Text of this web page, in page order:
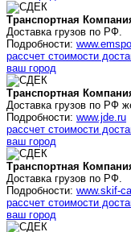
Транспортная
Доставка грузов по РФ.
Подробности:
рассчет стоимости
ваш город
Транспортная
Доставка грузов по РФ
Подробности: www.jde.ru
рассчет стоимости
ваш город
Транспортная
Доставка грузов по РФ.
Подробности: www.skif-
рассчет стоимости
ваш город